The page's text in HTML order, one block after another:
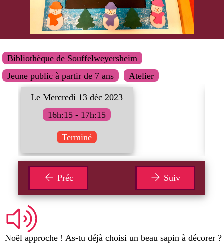
Bibliothèque de Souffelweyersheim
Jeune public à partir de 7 ans
Atelier
Le Mercredi 13 déc 2023
16h:15 - 17h:15
Terminé
Préc Suiv
Noël approche ! As-tu déjà choisi un beau sapin à décorer ?